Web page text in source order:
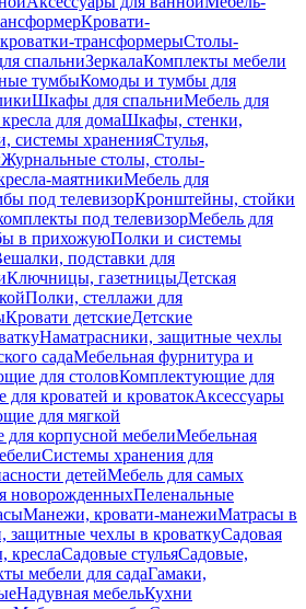
Кровати-
трансформерыСтолы-
спальниЗеркалаКомплекты мебели
тумбыКомоды и тумбы для
Шкафы для спальниМебель для
для домаШкафы, стенки,
системы храненияСтулья,
Журнальные столы, столы-
маятникиМебель для
под телевизорКронштейны, стойки
под телевизорМебель для
в прихожуюПолки и системы
подставки для
Ключницы, газетницыДетская
Полки, стеллажи для
Кровати детскиеДетские
Наматрасники, защитные чехлы
садаМебельная фурнитура и
для столовКомплектующие для
кроватей и кроватокАксессуары
для мягкой
корпусной мебелиМебельная
Системы хранения для
детейМебель для самых
новорожденныхПеленальные
Манежи, кровати-манежиМатрасы в
защитные чехлы в кроваткуСадовая
креслаСадовые стульяСадовые,
мебели для садаГамаки,
Надувная мебельКухни